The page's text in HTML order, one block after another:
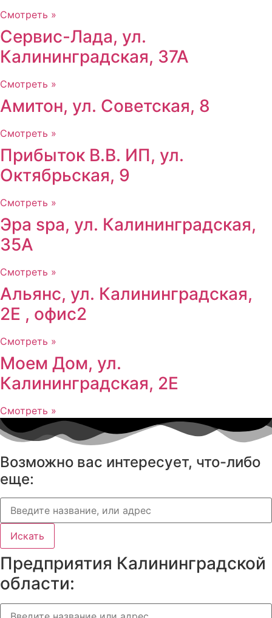
Смотреть »
Сервис-Лада, ул.
Калининградская, 37А
Смотреть »
Амитон, ул. Советская, 8
Смотреть »
Прибыток В.В. ИП, ул.
Октябрьская, 9
Смотреть »
Эра spa, ул. Калининградская,
35А
Смотреть »
Альянс, ул. Калининградская,
2Е , офис2
Смотреть »
Моем Дом, ул.
Калининградская, 2Е
Смотреть »
Возможно вас интересует, что-либо
еще:
Искать
Предприятия Калининградской
области: